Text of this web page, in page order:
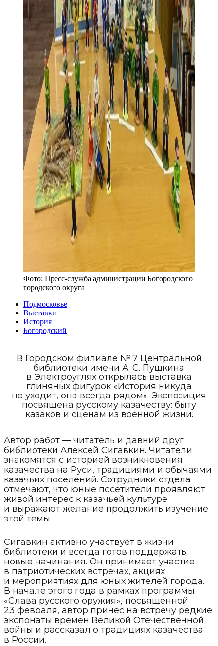
Фото: Пресс-служба администрации Богородского
городского округа
Подмосковье
Выставки
История
Богородский
В Городском филиале № 7 Центральной
библиотеки имени А. С. Пушкина
в Электроуглях открылась выставка
глиняных фигурок «История никуда
не уходит, она всегда рядом». Экспозиция
посвящена русскому казачеству: быту
казаков и сценам из военной жизни.
Автор работ — читатель и давний друг
библиотеки Алексей Сигавкин. Читатели
знакомятся с историей возникновения
казачества на Руси, традициями и обычаями
казачьих поселений. Сотрудники отдела
отмечают, что юные посетители проявляют
живой интерес к казачьей культуре
и выражают желание продолжить изучение
этой темы.
Сигавкин активно участвует в жизни
библиотеки и всегда готов поддержать
новые начинания. Он принимает участие
в патриотических встречах, акциях
и мероприятиях для юных жителей города.
В начале этого года в рамках программы
«Слава русского оружия», посвященной
23 февраля, автор принес на встречу редкие
экспонаты времен Великой Отечественной
войны и рассказал о традициях казачества
в России.